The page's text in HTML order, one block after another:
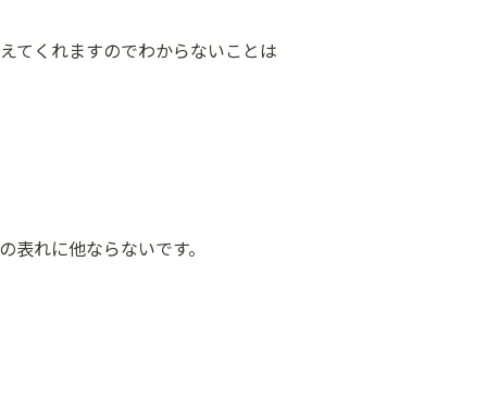
てくれますのでわからないことは
れに他ならないです。